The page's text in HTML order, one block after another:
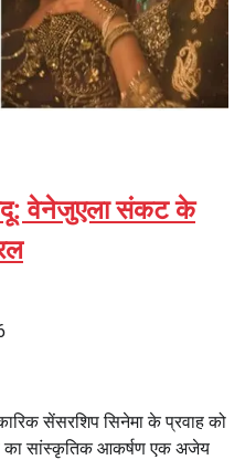
वेनेजुएला संकट के
सेंसरशिप सिनेमा के प्रवाह को
का सांस्कृतिक आकर्षण एक अजेय